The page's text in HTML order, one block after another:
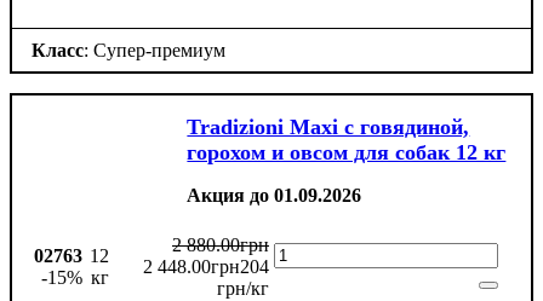
Класс: Супер-премиум
Tradizioni Maxi с говядиной,
горохом и овсом для собак 12 кг
Акция до 01.09.2026
02763
-15%
12
кг
2 880.00грн
2 448.00грн204
грн/кг